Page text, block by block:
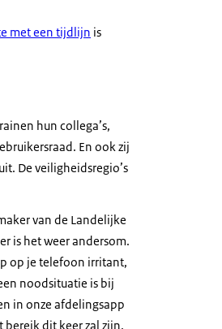
met een tijdlijn is
hun collega’s,
En ook zij
De veiligheidsregio’s
van de Landelijke
is het weer andersom.
op je telefoon irritant,
noodsituatie is bij
in onze afdelingsapp
dit keer zal zijn.